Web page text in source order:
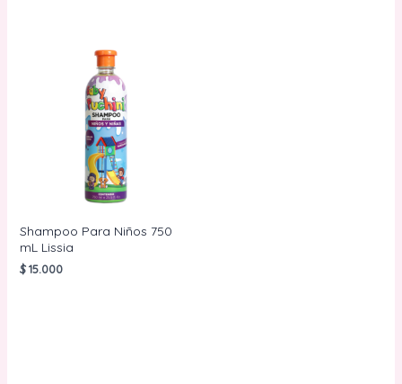
Shampoo Para Niños 750
mL Lissia
$15.000